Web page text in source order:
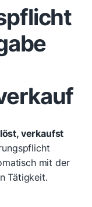
verkaufst
mit der
Tätigkeit.